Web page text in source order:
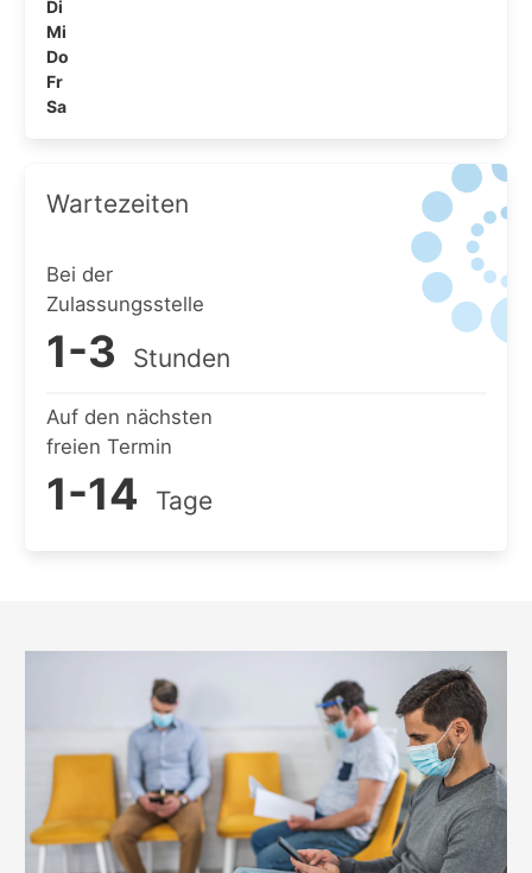
Di
Mi
Do
Fr
Sa
Wartezeiten
Bei der
Zulassungsstelle
1-3 Stunden
Auf den nächsten
freien Termin
1-14 Tage